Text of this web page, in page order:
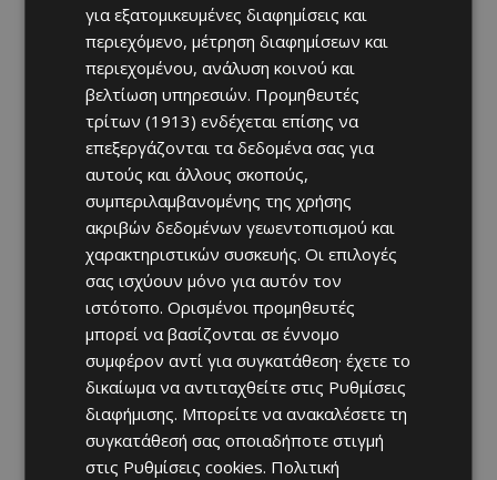
για εξατομικευμένες διαφημίσεις και
περιεχόμενο, μέτρηση διαφημίσεων και
περιεχομένου, ανάλυση κοινού και
βελτίωση υπηρεσιών. Προμηθευτές
τρίτων (1913) ενδέχεται επίσης να
επεξεργάζονται τα δεδομένα σας για
αυτούς και άλλους σκοπούς,
συμπεριλαμβανομένης της χρήσης
ακριβών δεδομένων γεωεντοπισμού και
χαρακτηριστικών συσκευής. Οι επιλογές
σας ισχύουν μόνο για αυτόν τον
ιστότοπο. Ορισμένοι προμηθευτές
μπορεί να βασίζονται σε έννομο
συμφέρον αντί για συγκατάθεση· έχετε το
δικαίωμα να αντιταχθείτε στις Ρυθμίσεις
διαφήμισης. Μπορείτε να ανακαλέσετε τη
συγκατάθεσή σας οποιαδήποτε στιγμή
στις Ρυθμίσεις cookies. Πολιτική